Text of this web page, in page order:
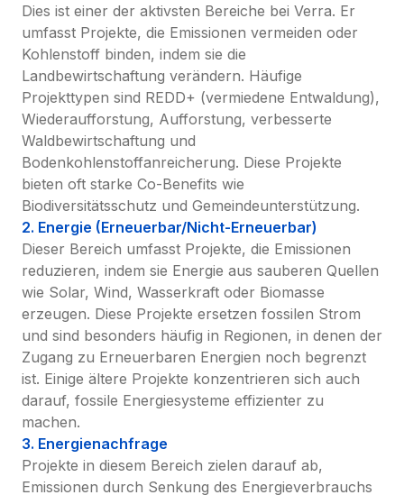
Dies ist einer der aktivsten Bereiche bei Verra. Er
umfasst Projekte, die Emissionen vermeiden oder
Kohlenstoff binden, indem sie die
Landbewirtschaftung verändern. Häufige
Projekttypen sind REDD+ (vermiedene Entwaldung),
Wiederaufforstung, Aufforstung, verbesserte
Waldbewirtschaftung und
Bodenkohlenstoffanreicherung. Diese Projekte
bieten oft starke Co-Benefits wie
Biodiversitätsschutz und Gemeindeunterstützung.
2. Energie (Erneuerbar/Nicht-Erneuerbar)
Dieser Bereich umfasst Projekte, die Emissionen
reduzieren, indem sie Energie aus sauberen Quellen
wie Solar, Wind, Wasserkraft oder Biomasse
erzeugen. Diese Projekte ersetzen fossilen Strom
und sind besonders häufig in Regionen, in denen der
Zugang zu Erneuerbaren Energien noch begrenzt
ist. Einige ältere Projekte konzentrieren sich auch
darauf, fossile Energiesysteme effizienter zu
machen.
3. Energienachfrage
Projekte in diesem Bereich zielen darauf ab,
Emissionen durch Senkung des Energieverbrauchs